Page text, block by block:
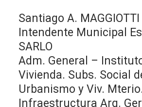
Santiago A. MAGGIOTTI
Intendente Municipal
SARLO
Adm. General –
Vivienda. Subs. Social
Urbanismo y Viv.
Infraestructura Arq.